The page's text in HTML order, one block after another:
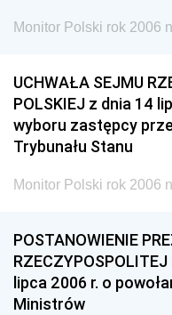
Monitor Polski rok 2006
UCHWAŁA SEJMU
POLSKIEJ z dnia 14
wyboru zastępcy
Trybunału Stanu
Monitor Polski rok 2006
POSTANOWIENIE
lipca 2006 r. o
Ministrów